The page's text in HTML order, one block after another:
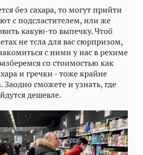
без сахара, то могут прийти
с подсластителем, или же
какую-то выпечку. Чтоб
не тсла для вас сюрпризом,
с ними у нас в рехиме
со стоимостью как
и гречки - тоже крайне
Заодно сможете и узнать, где
дешевле.